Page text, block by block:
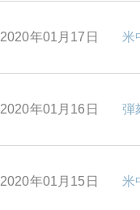
2020年01月17日 米
2020年01月16日 弾
2020年01月15日 米